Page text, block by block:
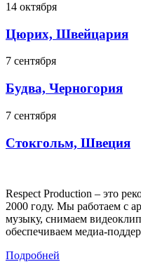
14 октября
Цюрих, Швейцария
7 сентября
Будва, Черногория
7 сентября
Стокгольм, Швеция
Respect Production – это
2000 году. Мы работаем с
музыку, снимаем
обеспечиваем медиа-
Подробней